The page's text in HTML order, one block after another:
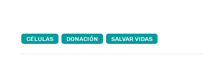
CÉLULAS DONACIÓN SALVAR VIDAS